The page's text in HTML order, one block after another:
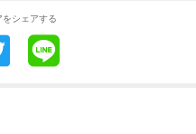
をシェアする